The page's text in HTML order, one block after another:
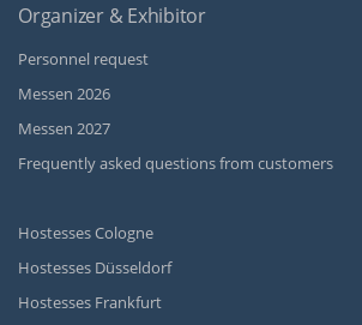
Organizer & Exhibitor
Personnel request
Messen 2026
Messen 2027
Frequently asked questions from customers
Hostesses Cologne
Hostesses Düsseldorf
Hostesses Frankfurt